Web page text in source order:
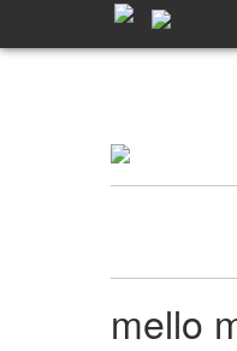
mello